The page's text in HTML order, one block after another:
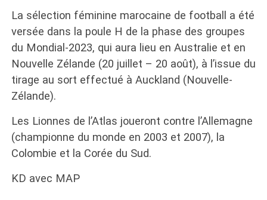
La sélection féminine marocaine de football a été
versée dans la poule H de la phase des groupes
du Mondial-2023, qui aura lieu en Australie et en
Nouvelle Zélande (20 juillet – 20 août), à l’issue du
tirage au sort effectué à Auckland (Nouvelle-
Zélande).
Les Lionnes de l’Atlas joueront contre l’Allemagne
(championne du monde en 2003 et 2007), la
Colombie et la Corée du Sud.
KD avec MAP